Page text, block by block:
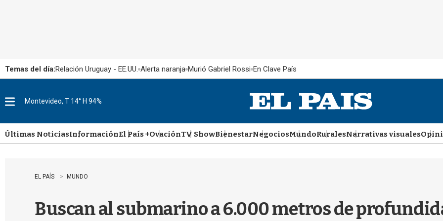
Temas del día:Relación Uruguay - EE.UU. Alerta naranja Murió Gabriel Rossi En Clave País
u
Montevideo, T 14° H 94%
Últimas NoticiasInformaciónEl País +OvaciónTV ShowBienestarNegociosMundoRuralesNarrativas visuales
EL PAÍS MUNDO
Buscan al submarino a 6.000 metros de